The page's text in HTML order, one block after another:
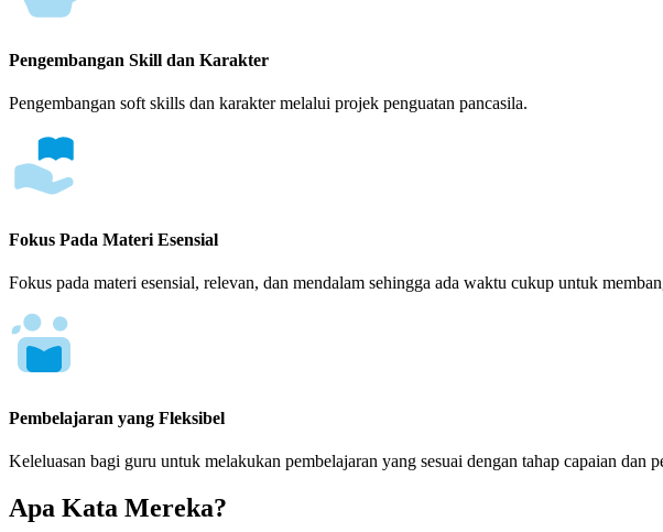
Pengembangan Skill dan Karakter
Pengembangan soft skills dan karakter melalui projek penguatan pancasila.
Fokus Pada Materi Esensial
Fokus pada materi esensial, relevan, dan mendalam sehingga ada waktu cukup untuk
Pembelajaran yang Fleksibel
Keleluasan bagi guru untuk melakukan pembelajaran yang sesuai dengan tahap capaian
Apa Kata Mereka?